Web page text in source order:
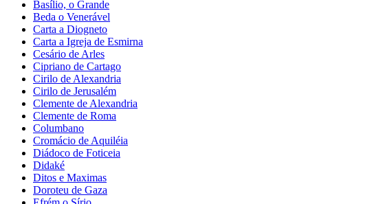
Basílio, o Grande
Beda o Venerável
Carta a Diogneto
Carta a Igreja de Esmirna
Cesário de Arles
Cipriano de Cartago
Cirilo de Alexandria
Cirilo de Jerusalém
Clemente de Alexandria
Clemente de Roma
Columbano
Cromácio de Aquiléia
Diádoco de Foticeia
Didaké
Ditos e Maximas
Doroteu de Gaza